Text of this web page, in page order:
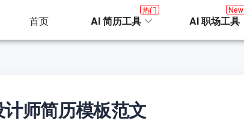
首页 AI 简历工具
热门
AI 职场工具
New
师简历模板范文